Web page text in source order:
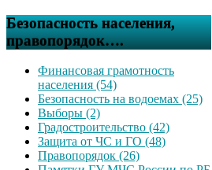
Безопасность населения,
правопорядок….
Финансовая грамотность
населения (54)
Безопасность на водоемах (25)
Выборы (2)
Градостроительство (42)
Защита от ЧС и ГО (48)
Правопорядок (26)